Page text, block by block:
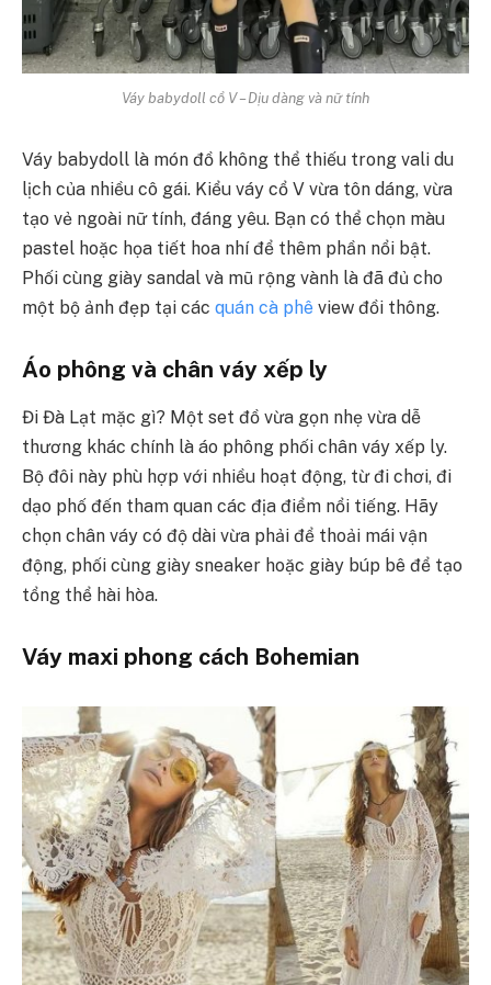
Váy babydoll cổ V – Dịu dàng và nữ tính
Váy babydoll là món đồ không thể thiếu trong vali du
lịch của nhiều cô gái. Kiểu váy cổ V vừa tôn dáng, vừa
tạo vẻ ngoài nữ tính, đáng yêu. Bạn có thể chọn màu
pastel hoặc họa tiết hoa nhí để thêm phần nổi bật.
Phối cùng giày sandal và mũ rộng vành là đã đủ cho
một bộ ảnh đẹp tại các quán cà phê view đồi thông.
Áo phông và chân váy xếp ly
Đi Đà Lạt mặc gì? Một set đồ vừa gọn nhẹ vừa dễ
thương khác chính là áo phông phối chân váy xếp ly.
Bộ đôi này phù hợp với nhiều hoạt động, từ đi chơi, đi
dạo phố đến tham quan các địa điểm nổi tiếng. Hãy
chọn chân váy có độ dài vừa phải để thoải mái vận
động, phối cùng giày sneaker hoặc giày búp bê để tạo
tổng thể hài hòa.
Váy maxi phong cách Bohemian